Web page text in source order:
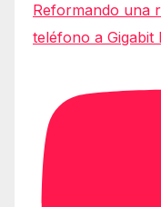
Reformando una
teléfono a Gigabit